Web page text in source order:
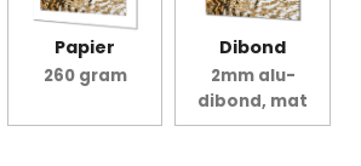
Papier
260 gram
Dibond
2mm alu-
dibond, mat